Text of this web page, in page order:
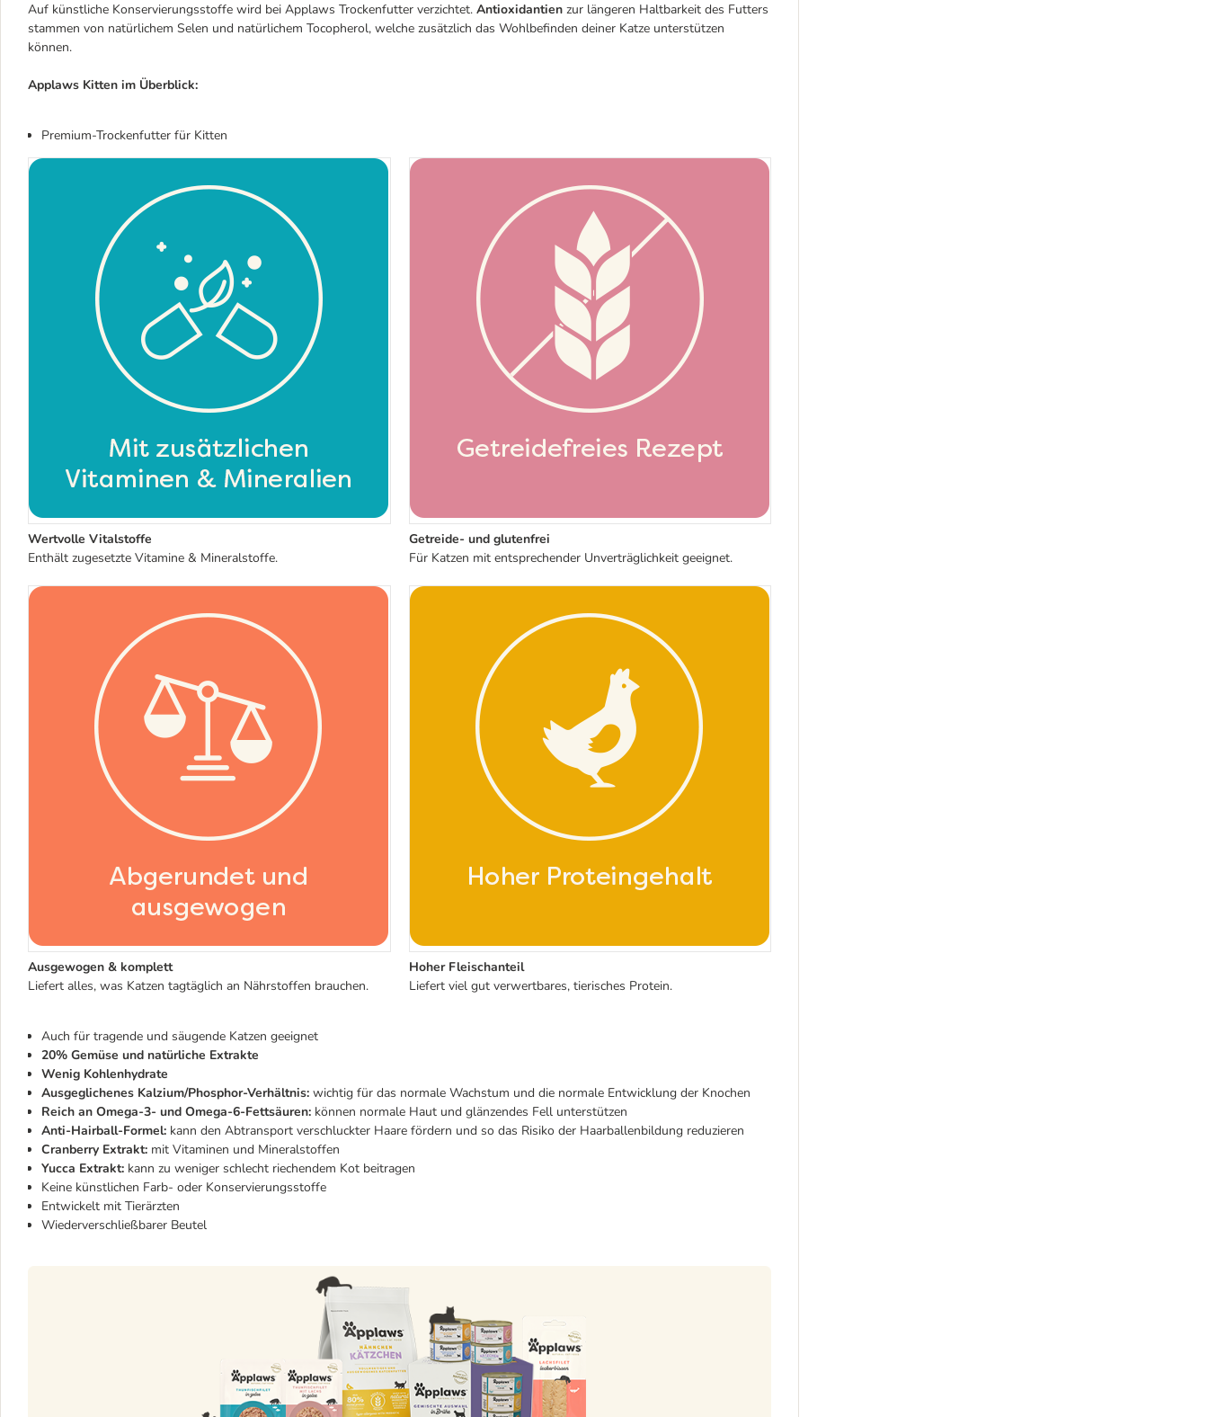
Auf künstliche Konservierungsstoffe wird bei Applaws Trockenfutter verzichtet. Antioxidantien zur längeren Haltbarkeit des Futters
stammen von natürlichem Selen und natürlichem Tocopherol, welche zusätzlich das Wohlbefinden deiner Katze unterstützen
können.
Applaws Kitten im Überblick:
Premium-Trockenfutter für Kitten
Wertvolle Vitalstoffe
Enthält zugesetzte Vitamine & Mineralstoffe.
Getreide- und glutenfrei
Für Katzen mit entsprechender Unverträglichkeit geeignet.
Ausgewogen & komplett
Liefert alles, was Katzen tagtäglich an Nährstoffen brauchen.
Hoher Fleischanteil
Liefert viel gut verwertbares, tierisches Protein.
Auch für tragende und säugende Katzen geeignet
20% Gemüse und natürliche Extrakte
Wenig Kohlenhydrate
Ausgeglichenes Kalzium/Phosphor-Verhältnis: wichtig für das normale Wachstum und die normale Entwicklung der Knochen
Reich an Omega-3- und Omega-6-Fettsäuren: können normale Haut und glänzendes Fell unterstützen
Anti-Hairball-Formel: kann den Abtransport verschluckter Haare fördern und so das Risiko der Haarballenbildung reduzieren
Cranberry Extrakt: mit Vitaminen und Mineralstoffen
Yucca Extrakt: kann zu weniger schlecht riechendem Kot beitragen
Keine künstlichen Farb- oder Konservierungsstoffe
Entwickelt mit Tierärzten
Wiederverschließbarer Beutel